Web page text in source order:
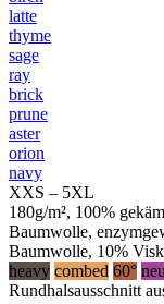
latte
thyme
sage
ray
brick
prune
aster
orion
navy
XXS – 5XL
180g/m², 100%
Baumwolle,
Baumwolle, 10%
heavy combed 60°
Rundhalsausschnitt